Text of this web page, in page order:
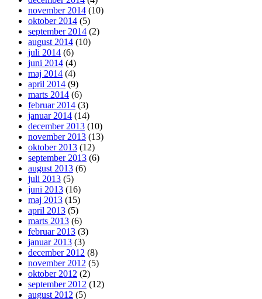
november 2014 (10)
oktober 2014 (5)
september 2014 (2)
august 2014 (10)
juli 2014 (6)
juni 2014 (4)
maj 2014 (4)
april 2014 (9)
marts 2014 (6)
februar 2014 (3)
januar 2014 (14)
december 2013 (10)
november 2013 (13)
oktober 2013 (12)
september 2013 (6)
august 2013 (6)
juli 2013 (5)
juni 2013 (16)
maj 2013 (15)
april 2013 (5)
marts 2013 (6)
februar 2013 (3)
januar 2013 (3)
december 2012 (8)
november 2012 (5)
oktober 2012 (2)
september 2012 (12)
august 2012 (5)